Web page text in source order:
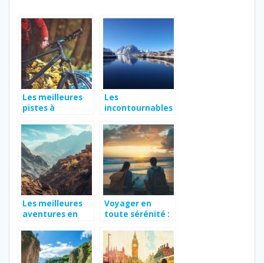
Les meilleures
pistes à
d’un voyage à
vélo en
Normandie
Les
incontournables
Reine aux
Lofoten en
Norvège
Les meilleures
aventures en
montagne au
Maroc
Voyager en
toute sérénité :
pratiques pour
découvrir le
monde